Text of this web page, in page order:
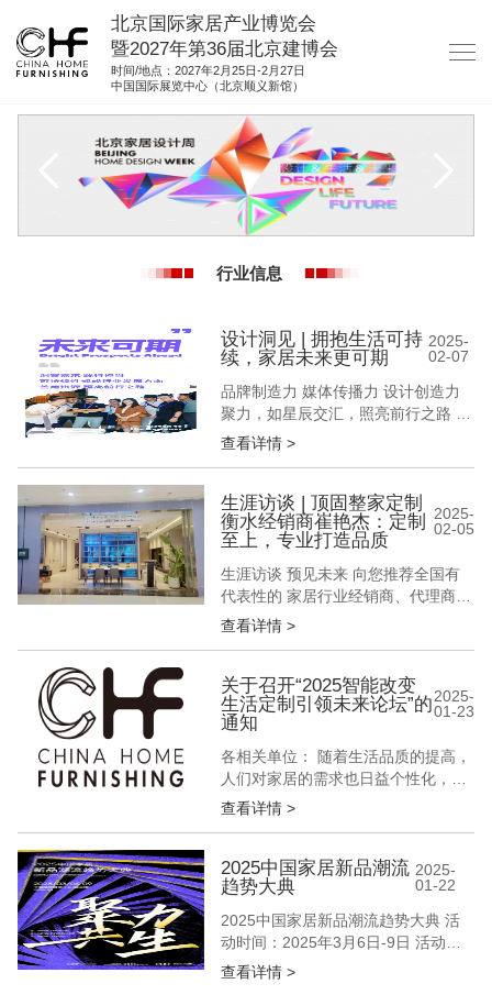
北京国际家居产业博览会
暨2027年第36届北京建博会
时间/地点：2027年2月25日-2月27日
中国国际展览中心（北京顺义新馆）
集团展会
参展联络
行业信息
设计洞见 | 拥抱生活可持
续，家居未来更可期
2025-
02-07
品牌制造力 媒体传播力 设计创造力
聚力，如星辰交汇，照亮前行之路 构
筑交流平台 深挖产品精髓 拓展市场
焦点，似浪潮席卷各个领域，深刻影
响着人们的生产活动与生活方式。
“可持续性”覆盖生态环保、健康安
全、资源节约、人文关怀等，关...
查看详情 >
生涯访谈 | 顶固整家定制
衡水经销商崔艳杰：定制
至上，专业打造品质
2025-
02-05
生涯访谈 预见未来 向您推荐全国有
代表性的 家居行业经销商、代理商
设计师、装修公司工作者 讲述他们的
销商 崔艳杰 在琳琅满目的家居品牌
中，崔艳杰凭借其独到的眼光和专业
的背景，成为了顶固品牌在衡水的优
秀代表。她的店面坐落在繁华的...
查看详情 >
关于召开“2025智能改变
生活定制引领未来论坛”的
通知
2025-
01-23
各相关单位： 随着生活品质的提高，
人们对家居的需求也日益个性化，定
制家居应运而生，成为现代家居装修
打造合适的家具，实现日常的便利性
和空间的最大化利用。在材质、颜
色、风格等方面，智能化、定制化家
居都能满足消费者的个性化需求，使
家居空间更...
查看详情 >
2025中国家居新品潮流
趋势大典
2025-
01-22
2025中国家居新品潮流趋势大典 活
动时间：2025年3月6日-9日 活动地
点：中国国际展览中心（顺义馆）E3
查看详情 >